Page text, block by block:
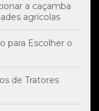
a caçamba
agrícolas
para Escolher o
de Tratores